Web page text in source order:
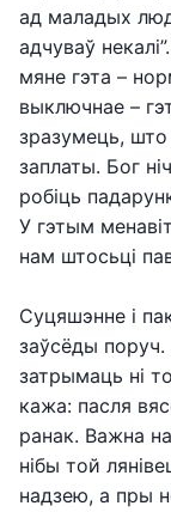
ад маладых
адчуваў
мяне гэта –
выключнае –
зразумець,
заплаты. Бог
робіць
У гэтым
нам штосьці
Суцяшэнне і
заўсёды
затрымаць ні
кажа: пасля
ранак. Важна
нібы той
надзею, а пры